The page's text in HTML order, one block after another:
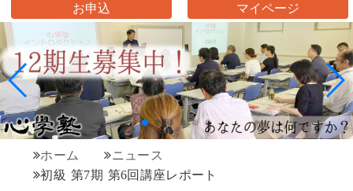
お申込
マイページ
ホーム
ニュース
初級 第7期 第6回講座レポート